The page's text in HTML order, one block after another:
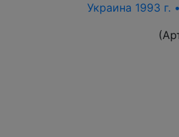
Украина 1993 г.